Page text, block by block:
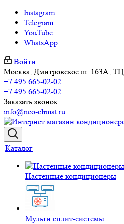
Instagram
Telegram
YouTube
WhatsApp
Войти
Москва, Дмитровское ш. 163А,
+7 495 665-02-02
+7 495 665-02-02
Заказать звонок
info@neo-climat.ru
Каталог
Настенные кондиционеры
Мульти сплит-системы